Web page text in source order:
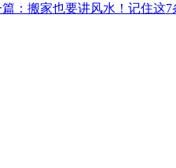
：搬家也要讲风水！记住这7